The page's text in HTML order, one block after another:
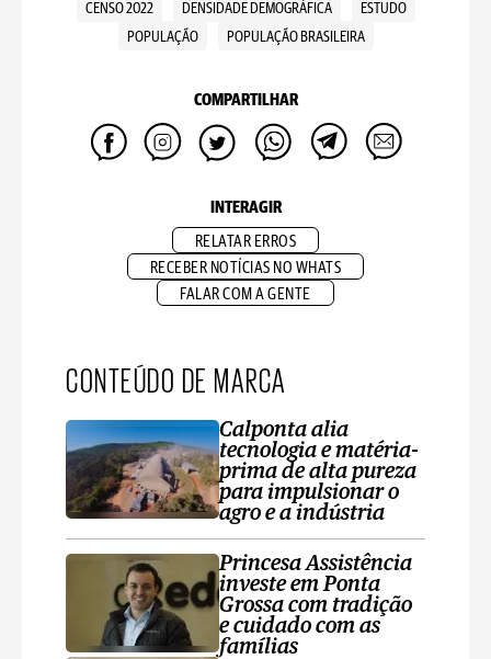
CENSO 2022 DENSIDADE DEMOGRÁFICA
ESTUDO
POPULAÇÃO
POPULAÇÃO BRASILEIRA
COMPARTILHAR
INTERAGIR
RELATAR ERROS
RECEBER NOTÍCIAS NO WHATS
FALAR COM A GENTE
CONTEÚDO DE MARCA
Calponta alia
tecnologia e matéria-
prima de alta pureza
para impulsionar o
agro e a indústria
Princesa Assistência
investe em Ponta
Grossa com tradição
e cuidado com as
famílias